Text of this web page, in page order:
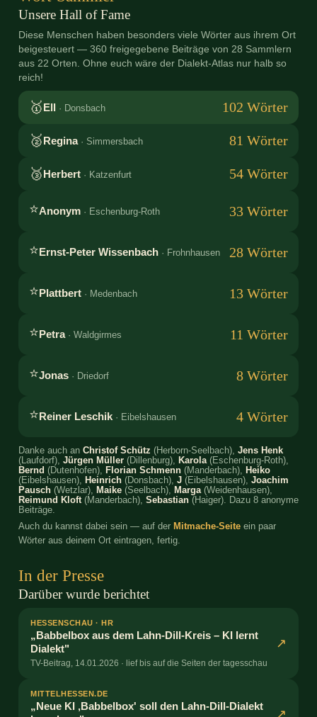
Unsere Hall of Fame
Diese Menschen haben besonders viele Wörter aus ihrem Ort
beigesteuert — 360 freigegebene Beiträge von 28 Sammlern
aus 22 Orten. Ohne euch wäre der Dialekt-Atlas nur halb so
reich!
🥇Ell · Donsbach 102 Wörter
🥈Regina · Simmersbach 81 Wörter
🥉Herbert · Katzenfurt 54 Wörter
⭐Anonym · Eschenburg-Roth 33 Wörter
⭐ Ernst-Peter Wissenbach · Frohnhausen 28 Wörter
⭐ Plattbert · Medenbach 13 Wörter
⭐ Petra · Waldgirmes 11 Wörter
⭐Jonas · Driedorf 8 Wörter
⭐ Reiner Leschik · Eibelshausen 4 Wörter
Danke auch an Christof Schütz (Herborn-Seelbach), Jens Henk
(Laufdorf), Jürgen Müller (Dillenburg), Karola(Eschenburg-Roth),
Bernd (Dutenhofen), Florian Schmenn (Manderbach), Heiko
(Eibelshausen), Heinrich (Donsbach), J (Eibelshausen), Joachim
Pausch (Wetzlar), Maike (Seelbach), Marga(Weidenhausen),
Reimund Kloft(Manderbach), Sebastian (Haiger). Dazu 8 anonyme
Beiträge.
Auch du kannst dabei sein — auf der Mitmache-Seite ein paar
Wörter aus deinem Ort eintragen, fertig.
In der Presse
Darüber wurde berichtet
HESSENSCHAU · HR
„Babbelbox aus dem Lahn-Dill-Kreis – KI lernt
Dialekt"
TV-Beitrag, 14.01.2026 · lief bis auf die Seiten der tagesschau
↗
MITTELHESSEN.DE
„Neue KI ‚Babbelbox' soll den Lahn-Dill-Dialekt
↗